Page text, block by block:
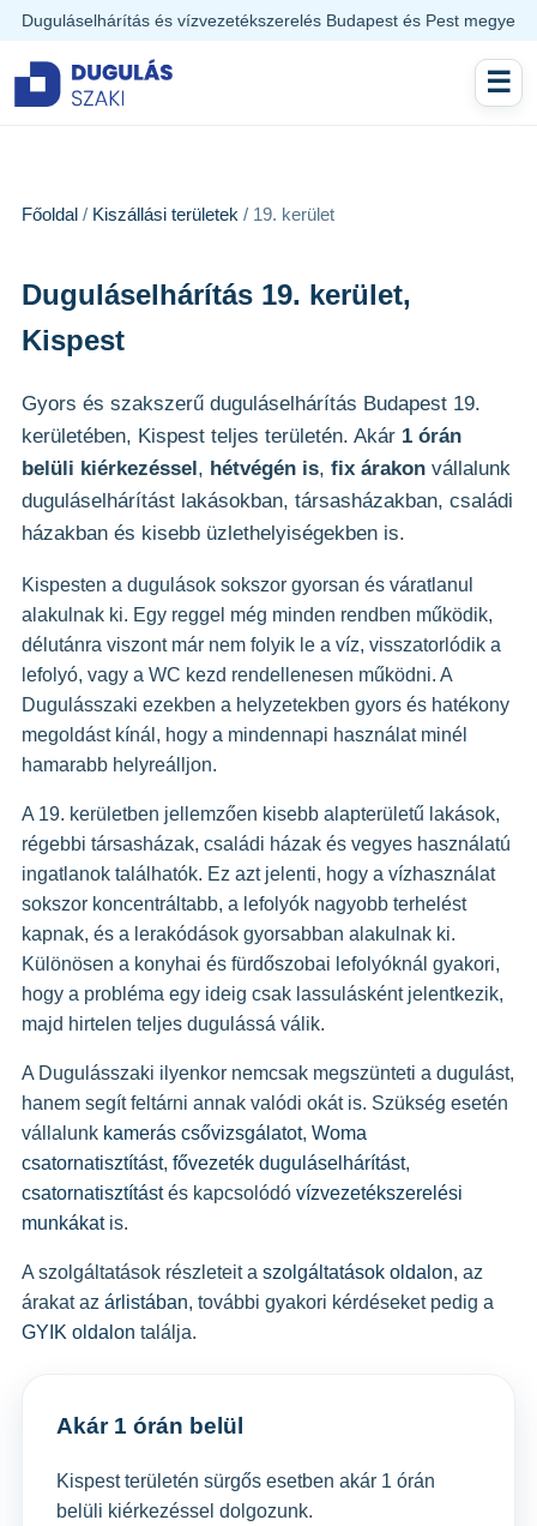
Duguláselhárítás és vízvezetékszerelés Budapest és Pest megye
☰
Szolgáltatások
Vízvezetékszerelés
Rólunk
Főoldal/ Kiszállási területek / 19. kerület
Duguláselhárítás 19. kerület,
Kispest
Gyors és szakszerű duguláselhárítás Budapest 19.
kerületében, Kispest teljes területén. Akár 1 órán
belüli kiérkezéssel, hétvégén is, fix árakonvállalunk
duguláselhárítást lakásokban, társasházakban, családi
házakban és kisebb üzlethelyiségekben is.
Kispesten a dugulások sokszor gyorsan és váratlanul
alakulnak ki. Egy reggel még minden rendben működik,
délutánra viszont már nem folyik le a víz, visszatorlódik a
lefolyó, vagy a WC kezd rendellenesen működni. A
Dugulásszaki ezekben a helyzetekben gyors és hatékony
megoldást kínál, hogy a mindennapi használat minél
hamarabb helyreálljon.
A 19. kerületben jellemzően kisebb alapterületű lakások,
régebbi társasházak, családi házak és vegyes használatú
ingatlanok találhatók. Ez azt jelenti, hogy a vízhasználat
sokszor koncentráltabb, a lefolyók nagyobb terhelést
kapnak, és a lerakódások gyorsabban alakulnak ki.
Különösen a konyhai és fürdőszobai lefolyóknál gyakori,
hogy a probléma egy ideig csak lassulásként jelentkezik,
majd hirtelen teljes dugulássá válik.
A Dugulásszaki ilyenkor nemcsak megszünteti a dugulást,
hanem segít feltárni annak valódi okát is. Szükség esetén
vállalunk kamerás csővizsgálatot, Woma
csatornatisztítást, fővezeték duguláselhárítást,
csatornatisztítástés kapcsolódó vízvezetékszerelési
munkákatis.
A szolgáltatások részleteit a szolgáltatások oldalon, az
árakat az árlistában, további gyakori kérdéseket pedig a
GYIK oldalon találja.
Akár 1 órán belül
Kispest területén sürgős esetben akár 1 órán
belüli kiérkezéssel dolgozunk.